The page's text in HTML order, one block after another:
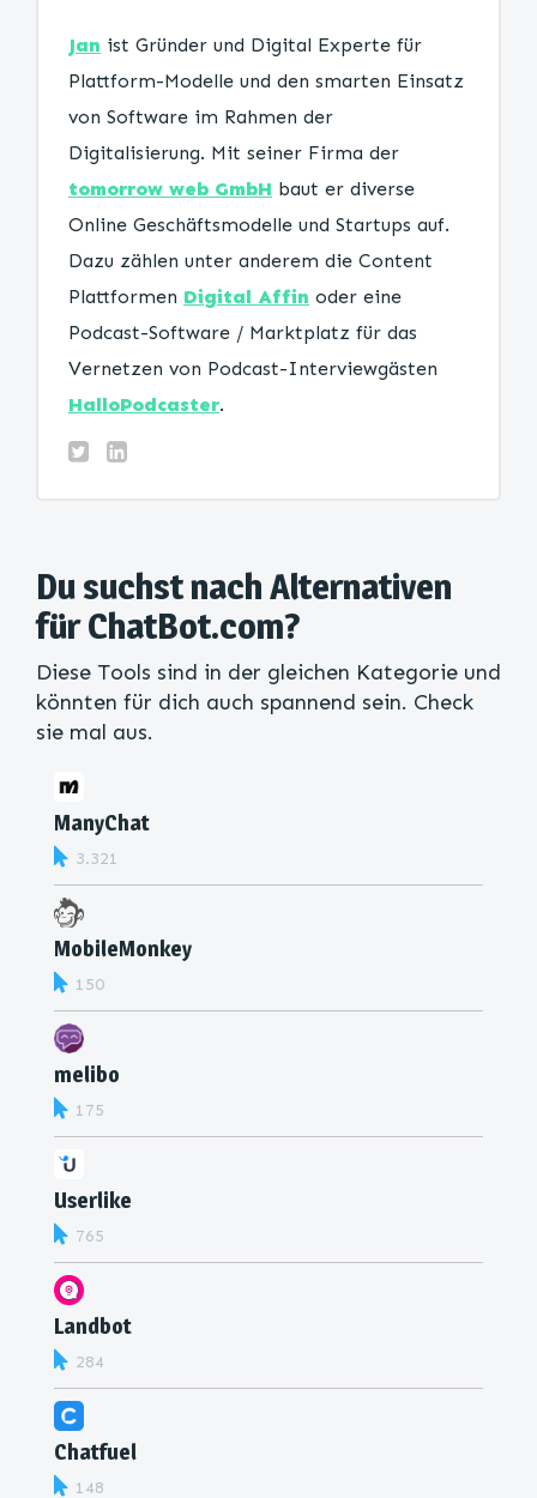
Jan ist Gründer und Digital Experte für
Plattform-Modelle und den smarten Einsatz
von Software im Rahmen der
Digitalisierung. Mit seiner Firma der
tomorrow web GmbH baut er diverse
Online Geschäftsmodelle und Startups auf.
Dazu zählen unter anderem die Content
Plattformen Digital Affin oder eine
Podcast-Software / Marktplatz für das
Vernetzen von Podcast-Interviewgästen
HalloPodcaster.
Du suchst nach Alternativen
für ChatBot.com?
Diese Tools sind in der gleichen Kategorie und
könnten für dich auch spannend sein. Check
sie mal aus.
ManyChat
3.321
MobileMonkey
150
melibo
175
Userlike
765
Landbot
284
Chatfuel
148